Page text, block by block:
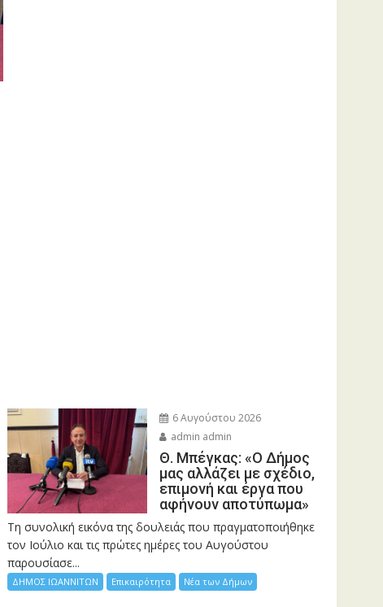
6 Αυγούστου 2026
admin admin
Θ. Μπέγκας: «Ο Δήμος
μας αλλάζει με σχέδιο,
επιμονή και έργα που
αφήνουν αποτύπωμα»
Τη συνολική εικόνα της δουλειάς που πραγματοποιήθηκε
τον Ιούλιο και τις πρώτες ημέρες του Αυγούστου
παρουσίασε...
ΔΗΜΟΣ ΙΩΑΝΝΙΤΩΝ Επικαιρότητα Νέα των Δήμων